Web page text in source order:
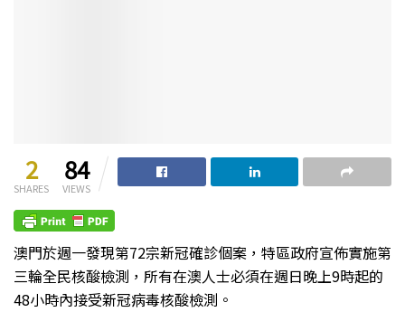
2
SHARES
84
VIEWS
澳門於週一發現第72宗新冠確診個案，特區政府宣佈實施第
三輪全民核酸檢測，所有在澳人士必須在週日晚上9時起的
48小時內接受新冠病毒核酸檢測。